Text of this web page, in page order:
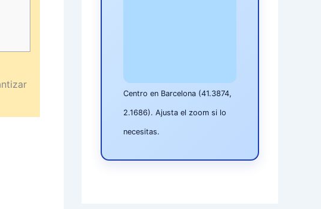
Centro en Barcelona (41.3874,
2.1686). Ajusta el zoom si lo
necesitas.